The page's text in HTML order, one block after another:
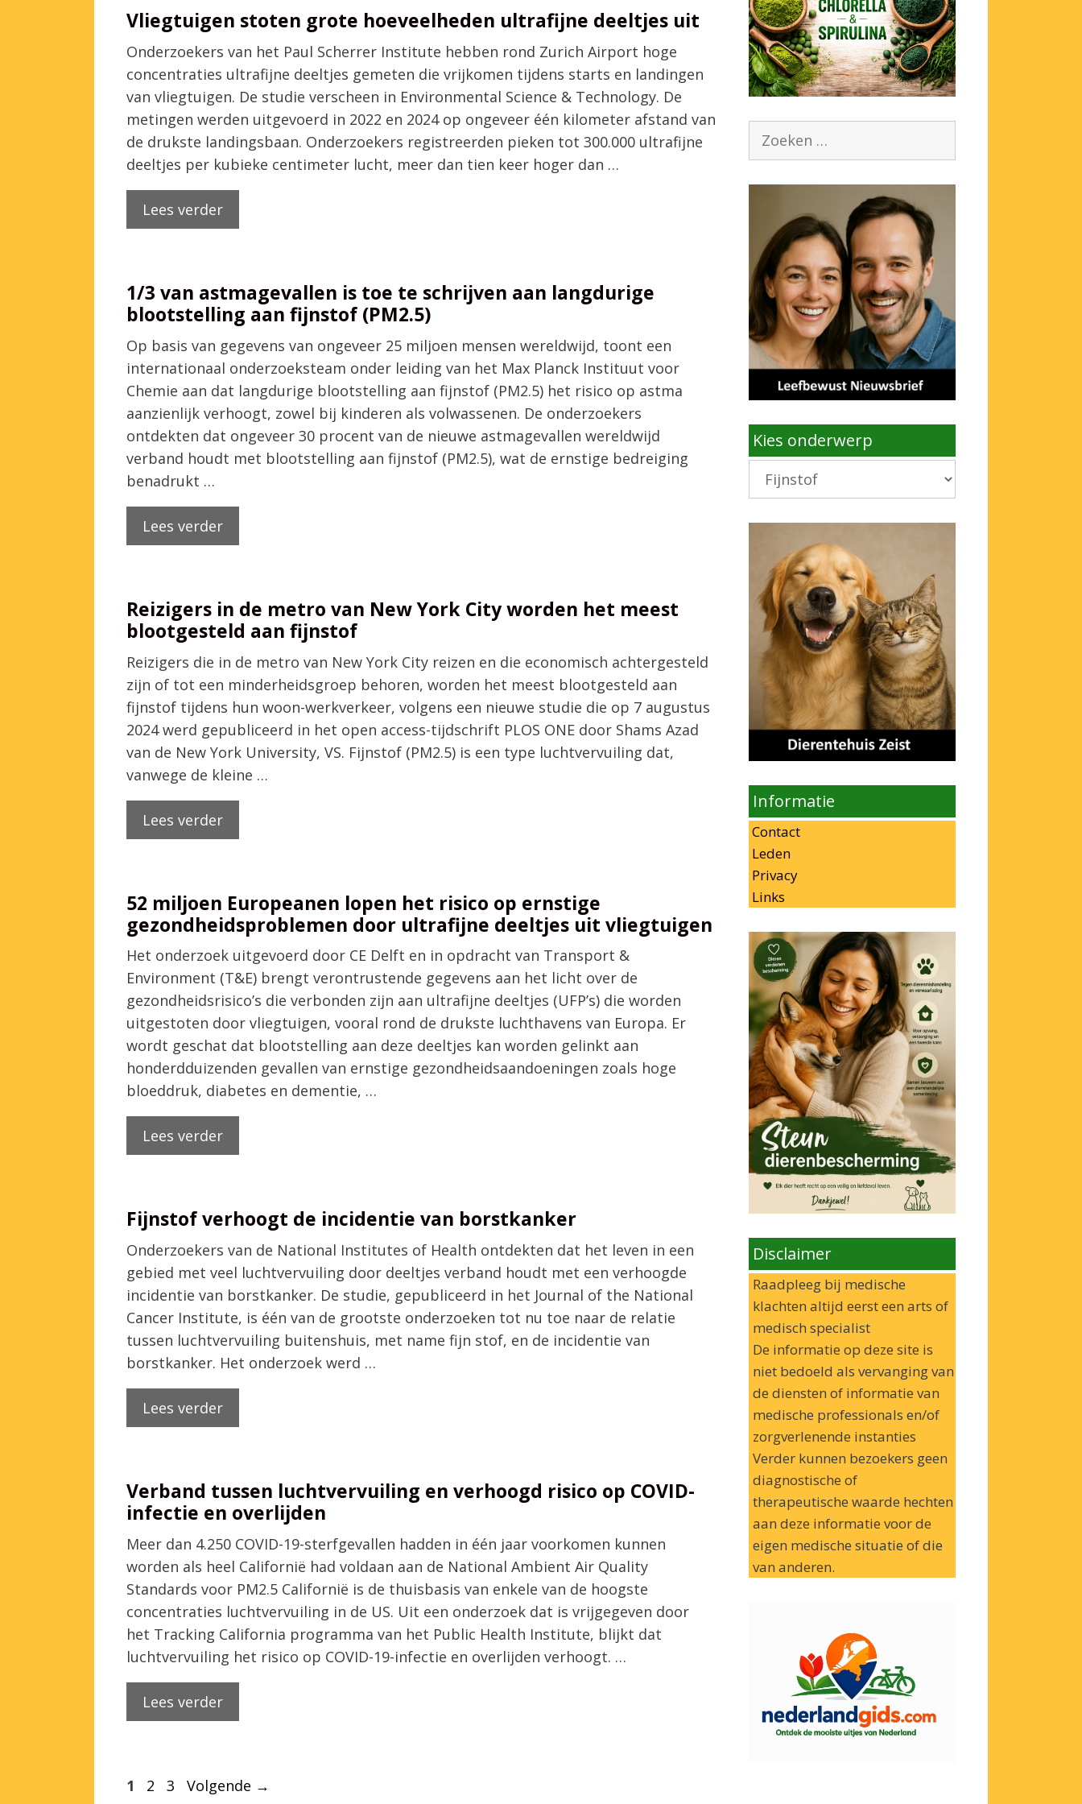
Vliegtuigen stoten grote hoeveelheden ultrafijne deeltjes uit
Onderzoekers van het Paul Scherrer Institute hebben rond Zurich Airport hoge
concentraties ultrafijne deeltjes gemeten die vrijkomen tijdens starts en landingen
van vliegtuigen. De studie verscheen in Environmental Science & Technology. De
metingen werden uitgevoerd in 2022 en 2024 op ongeveer één kilometer afstand van
de drukste landingsbaan. Onderzoekers registreerden pieken tot 300.000 ultrafijne
deeltjes per kubieke centimeter lucht, meer dan tien keer hoger dan …
Lees verder
1/3 van astmagevallen is toe te schrijven aan langdurige
blootstelling aan fijnstof (PM2.5)
Op basis van gegevens van ongeveer 25 miljoen mensen wereldwijd, toont een
internationaal onderzoeksteam onder leiding van het Max Planck Instituut voor
Chemie aan dat langdurige blootstelling aan fijnstof (PM2.5) het risico op astma
aanzienlijk verhoogt, zowel bij kinderen als volwassenen. De onderzoekers
ontdekten dat ongeveer 30 procent van de nieuwe astmagevallen wereldwijd
verband houdt met blootstelling aan fijnstof (PM2.5), wat de ernstige bedreiging
benadrukt …
Lees verder
Reizigers in de metro van New York City worden het meest
blootgesteld aan fijnstof
Reizigers die in de metro van New York City reizen en die economisch achtergesteld
zijn of tot een minderheidsgroep behoren, worden het meest blootgesteld aan
fijnstof tijdens hun woon-werkverkeer, volgens een nieuwe studie die op 7 augustus
2024 werd gepubliceerd in het open access-tijdschrift PLOS ONE door Shams Azad
van de New York University, VS. Fijnstof (PM2.5) is een type luchtvervuiling dat,
vanwege de kleine …
Lees verder
52 miljoen Europeanen lopen het risico op ernstige
gezondheidsproblemen door ultrafijne deeltjes uit vliegtuigen
Het onderzoek uitgevoerd door CE Delft en in opdracht van Transport &
Environment (T&E) brengt verontrustende gegevens aan het licht over de
gezondheidsrisico’s die verbonden zijn aan ultrafijne deeltjes (UFP’s) die worden
uitgestoten door vliegtuigen, vooral rond de drukste luchthavens van Europa. Er
wordt geschat dat blootstelling aan deze deeltjes kan worden gelinkt aan
honderdduizenden gevallen van ernstige gezondheidsaandoeningen zoals hoge
bloeddruk, diabetes en dementie, …
Lees verder
Fijnstof verhoogt de incidentie van borstkanker
Onderzoekers van de National Institutes of Health ontdekten dat het leven in een
gebied met veel luchtvervuiling door deeltjes verband houdt met een verhoogde
incidentie van borstkanker. De studie, gepubliceerd in het Journal of the National
Cancer Institute, is één van de grootste onderzoeken tot nu toe naar de relatie
tussen luchtvervuiling buitenshuis, met name fijn stof, en de incidentie van
borstkanker. Het onderzoek werd …
Lees verder
Verband tussen luchtvervuiling en verhoogd risico op COVID-
infectie en overlijden
Meer dan 4.250 COVID-19-sterfgevallen hadden in één jaar voorkomen kunnen
worden als heel Californië had voldaan aan de National Ambient Air Quality
Standards voor PM2.5 Californië is de thuisbasis van enkele van de hoogste
concentraties luchtvervuiling in de US. Uit een onderzoek dat is vrijgegeven door
het Tracking California programma van het Public Health Institute, blijkt dat
luchtvervuiling het risico op COVID-19-infectie en overlijden verhoogt. …
Lees verder
Pagina
1 Pagina
2 Pagina
3 Volgende →
Zoek
Kies onderwerp
Kies
onderwerp
Informatie
Contact
Leden
Privacy
Links
Disclaimer
Raadpleeg bij medische
klachten altijd eerst een arts of
medisch specialist
De informatie op deze site is
niet bedoeld als vervanging van
de diensten of informatie van
medische professionals en/of
zorgverlenende instanties
Verder kunnen bezoekers geen
diagnostische of
therapeutische waarde hechten
aan deze informatie voor de
eigen medische situatie of die
van anderen.